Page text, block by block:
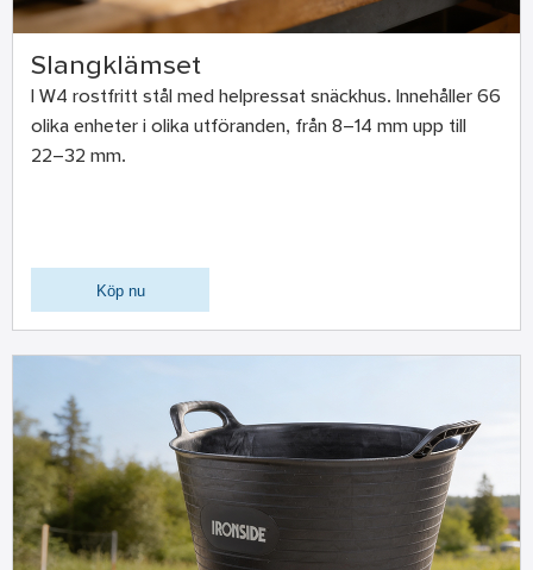
Slangklämset
I W4 rostfritt stål med helpressat snäckhus. Innehåller 66
olika enheter i olika utföranden, från 8–14 mm upp till
22–32 mm.
Köp nu